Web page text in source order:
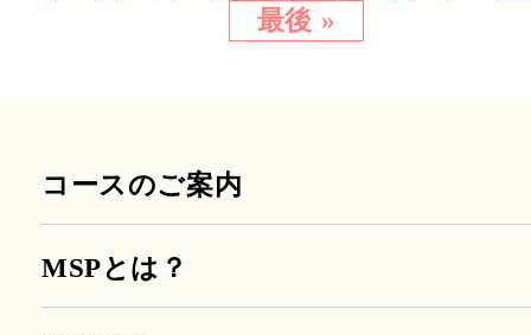
最後 »
コースのご案内
MSPとは？